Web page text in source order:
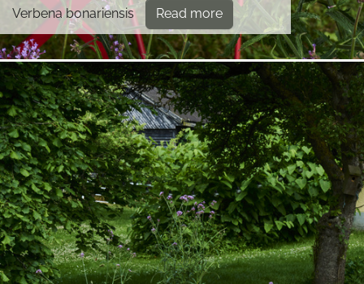
Verbena bonariensis Read more